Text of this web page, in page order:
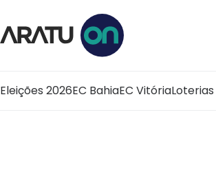
Eleições 2026EC BahiaEC VitóriaLoterias